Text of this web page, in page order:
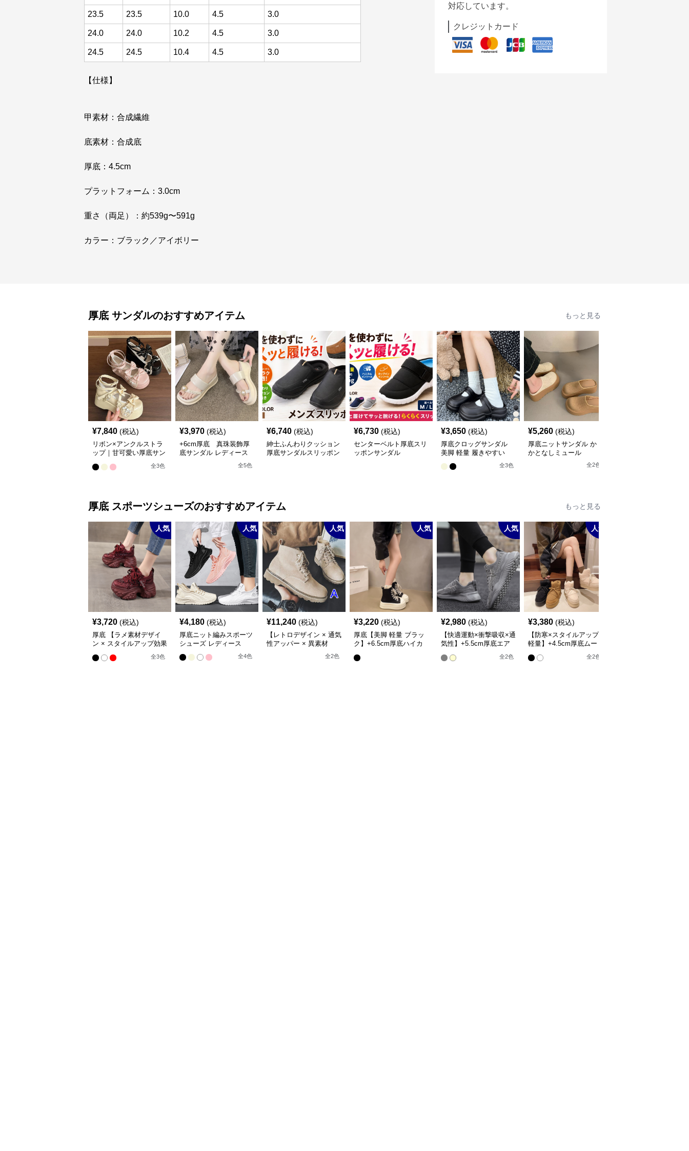
23.5 23.5 10.0 4.5 3.0
24.0 24.0 10.2 4.5 3.0
24.5 24.5 10.4 4.5 3.0
【仕様】
甲素材：合成繊維
底素材：合成底
厚底：4.5cm
プラットフォーム：3.0cm
重さ（両足）：約539g〜591g
カラー：ブラック／アイボリー
対応しています。
クレジットカード
厚底 サンダルのおすすめアイテム もっと見る
¥7,840 (税込)
リボン×アンクルストラ
ップ｜甘可愛い厚底サン
全3色
¥3,970 (税込)
+6cm厚底 真珠装飾厚
底サンダル レディース
全5色
¥6,740 (税込)
紳士ふんわりクッション
厚底サンダルスリッポン
¥6,730 (税込)
センターベルト厚底スリ
ッポンサンダル
¥3,650 (税込)
厚底クロッグサンダル
美脚 軽量 履きやすい
全3色
¥5,260 (税込)
厚底ニットサンダル か
かとなしミュール
全2色
厚底 スポーツシューズのおすすめアイテム もっと見る
人気
¥3,720 (税込)
厚底 【ラメ素材デザイ
ン × スタイルアップ効果
× カジュアル系】厚底デ
ザインスニーカー
全3色
人気
¥4,180 (税込)
厚底ニット編みスポーツ
シューズ レディース
全4色
人気
¥11,240 (税込)
【レトロデザイン × 通気
性アッパー × 異素材
MIX】+5.5cm厚底 メン
ズハイカットブーツ
全2色
人気
¥3,220 (税込)
厚底【美脚 軽量 ブラッ
ク】+6.5cm厚底ハイカ
人気
¥2,980 (税込)
【快適運動×衝撃吸収×通
気性】+5.5cm厚底エア
ークッションスニーカー
全2色
人気
¥3,380 (税込)
【防寒×スタイルアップ×
軽量】+4.5cm厚底ムー
全2色